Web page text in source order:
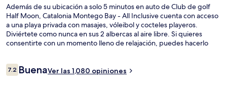
Además de su ubicación a solo 5 minutos en auto de Club de golf
Half Moon, Catalonia Montego Bay - All Inclusive cuenta con acceso
a una playa privada con masajes, vóleibol y cocteles playeros.
Diviértete como nunca en sus 2 albercas al aire libre. Si quieres
consentirte con un momento lleno de relajación, puedes hacerlo
SeaBreeze, que sirve mariscos y está abierto para la cena. Otros
Opiniones
7.27.2 de 10,
BuenaVer las 1,080 opiniones